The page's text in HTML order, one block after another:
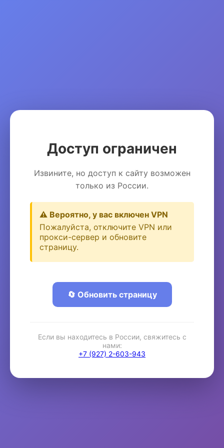
Доступ ограничен
Извините, но доступ к сайту возможен
только из России.
⚠️ Вероятно, у вас включен VPN
Пожалуйста, отключите VPN или
прокси-сервер и обновите
страницу.
🔄 Обновить страницу
Если вы находитесь в России, свяжитесь с
нами:
+7 (927) 2-603-943